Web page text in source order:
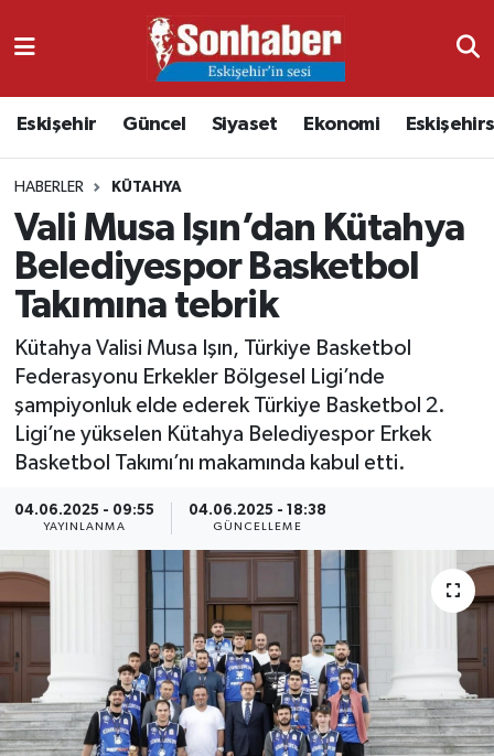
Eskişehir Güncel Siyaset Ekonomi
HABERLER KÜTAHYA
Vali Musa Işın’dan Kütahya
Belediyespor Basketbol
Takımına tebrik
Kütahya Valisi Musa Işın, Türkiye Basketbol
Federasyonu Erkekler Bölgesel Ligi’nde
şampiyonluk elde ederek Türkiye Basketbol 2.
Ligi’ne yükselen Kütahya Belediyespor Erkek
Basketbol Takımı’nı makamında kabul etti.
04.06.2025 - 09:55
YAYINLANMA
04.06.2025 - 18:38
GÜNCELLEME
Ekonomi
Güncel
Kültür & Sanat
Magazin
Resmi İlanlar
Siyaset
Nöbetçi Eczaneler
Namaz Vakitleri
Trafik Durumu
Süper Lig Puan Durumu ve Fikstür
Tüm Manşetler
Son Dakika Haberleri